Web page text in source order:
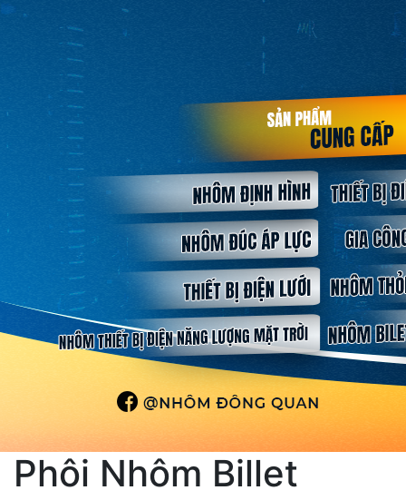
Phôi Nhôm Billet